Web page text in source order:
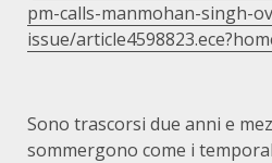
pm-calls-manmohan-singh-
issue/
Sono trascorsi due anni e
sommergono come i